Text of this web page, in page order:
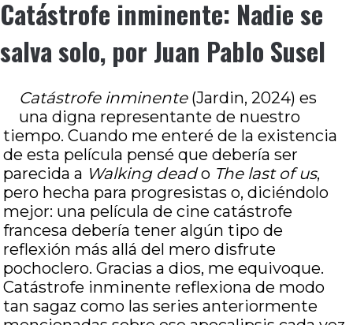
Catástrofe inminente: Nadie se
salva solo, por Juan Pablo Susel
Catástrofe inminente(Jardin, 2024) es
una digna representante de nuestro
tiempo. Cuando me enteré de la existencia
de esta película pensé que debería ser
parecida a Walking deado The last of us,
pero hecha para progresistas o, diciéndolo
mejor: una película de cine catástrofe
francesa debería tener algún tipo de
reflexión más allá del mero disfrute
pochoclero. Gracias a dios, me equivoque.
Catástrofe inminente reflexiona de modo
tan sagaz como las series anteriormente